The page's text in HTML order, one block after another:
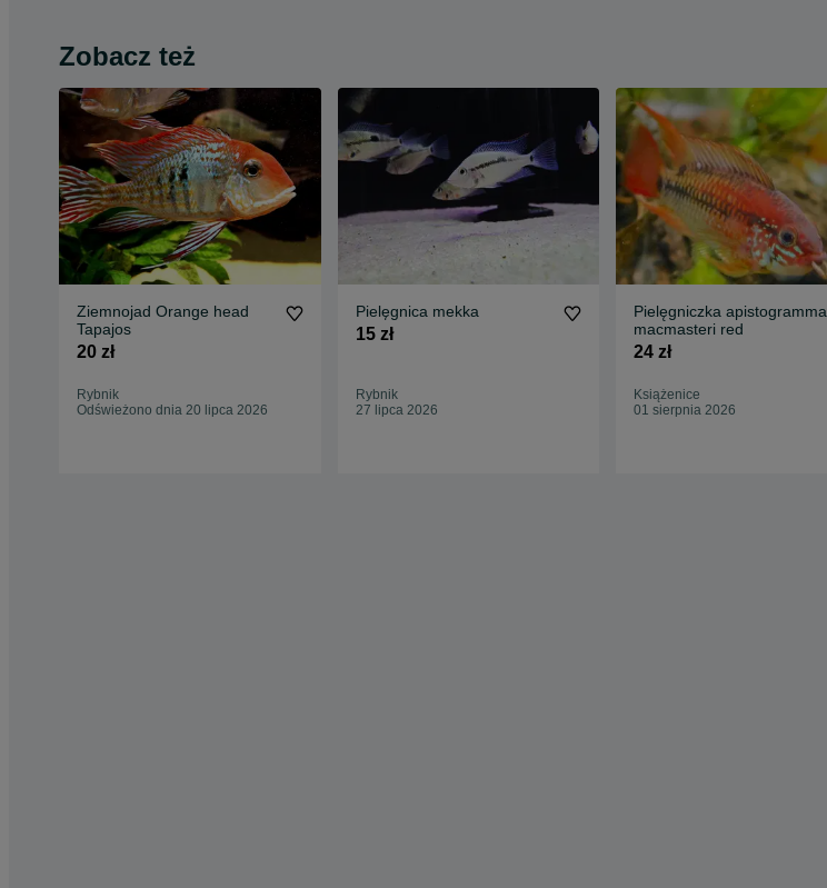
Zobacz też
Ziemnojad Orange head
Tapajos
20 zł
Rybnik
Odświeżono dnia 20 lipca 2026
Pielęgnica mekka
15 zł
Rybnik
27 lipca 2026
Pielęgniczka apistogramma
macmasteri red
24 zł
Książenice
01 sierpnia 2026